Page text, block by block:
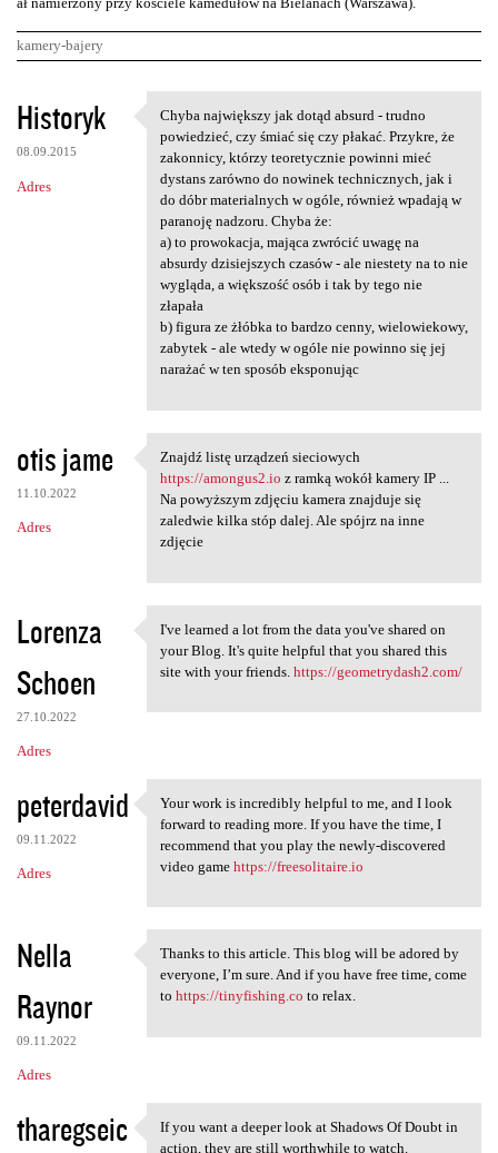
kamery-bajery
K
o
m
e
Historyk
08.09.2015
Adres
Chyba największy jak dotąd
Chyba największy jak dotąd absurd - trudno
powiedzieć, czy śmiać się czy płakać. Przykre, że
zakonnicy, którzy teoretycznie powinni mieć
dystans zarówno do nowinek technicznych, jak i
do dóbr materialnych w ogóle, również wpadają w
paranoję nadzoru. Chyba że:
a) to prowokacja, mająca zwrócić uwagę na
absurdy dzisiejszych czasów - ale niestety na to nie
wygląda, a większość osób i tak by tego nie
złapała
b) figura ze żłóbka to bardzo cenny, wielowiekowy,
zabytek - ale wtedy w ogóle nie powinno się jej
narażać w ten sposób eksponując
otis jame
11.10.2022
Adres
Znajdź listę urządzeń
Znajdź listę urządzeń sieciowych
https://amongus2.io z ramką wokół kamery IP ...
Na powyższym zdjęciu kamera znajduje się
zaledwie kilka stóp dalej. Ale spójrz na inne
zdjęcie
Lorenza
Schoen
27.10.2022
Adres
I've learned a lot from the
I've learned a lot from the data you've shared on
your Blog. It's quite helpful that you shared this
site with your friends. https://geometrydash2.com/
peterdavid
09.11.2022
Adres
Your work is incredibly
Your work is incredibly helpful to me, and I look
forward to reading more. If you have the time, I
recommend that you play the newly-discovered
video game https://freesolitaire.io
Nella
Raynor
09.11.2022
Adres
Thanks to this article. This
Thanks to this article. This blog will be adored by
everyone, I’m sure. And if you have free time, come
to https://tinyfishing.co to relax.
tharegseic If you want a deeper look at
If you want a deeper look at Shadows Of Doubt in
action, they are still worthwhile to watch.